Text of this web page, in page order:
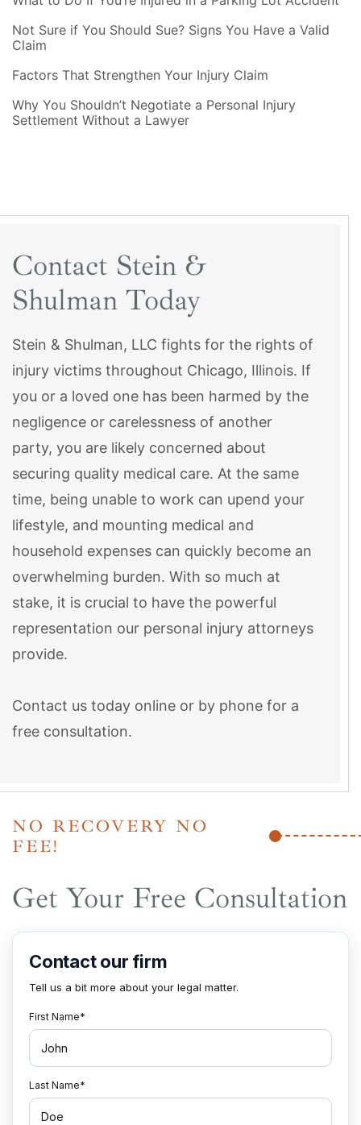
Not Sure if You Should Sue? Signs You Have a Valid
Claim
Factors That Strengthen Your Injury Claim
Why You Shouldn’t Negotiate a Personal Injury
Settlement Without a Lawyer
Contact Stein &
Shulman Today
Stein & Shulman, LLC fights for the rights of
injury victims throughout Chicago, Illinois. If
you or a loved one has been harmed by the
negligence or carelessness of another
party, you are likely concerned about
securing quality medical care. At the same
time, being unable to work can upend your
lifestyle, and mounting medical and
household expenses can quickly become an
overwhelming burden. With so much at
stake, it is crucial to have the powerful
representation our personal injury attorneys
provide.
Contact us today online or by phone for a
free consultation.
NO RECOVERY NO
FEE!
Get Your Free Consultation